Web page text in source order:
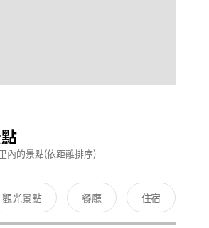
內的景點(依距離排序)
觀光景點 餐廳 住宿